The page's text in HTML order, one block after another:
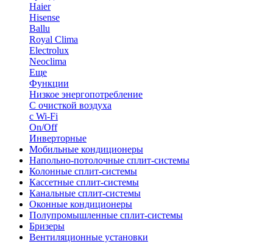
Haier
Hisense
Ballu
Royal Clima
Electrolux
Neoclima
Еще
Функции
Низкое энергопотребление
С очисткой воздуха
с Wi-Fi
On/Off
Инверторные
Мобильные кондиционеры
Напольно-потолоч​ные ​сплит-системы
Колонные ​​сплит-системы
Кассетные сплит-системы
Канальные сплит-системы
Оконные кондиционеры
Полупромышленные сплит-системы
Бризеры
Вентиляционные установки